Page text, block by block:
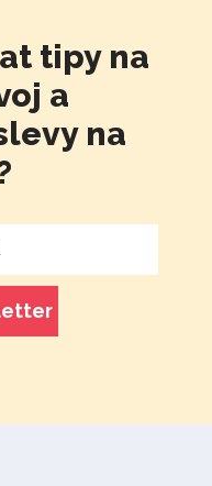
tipy na
a
na